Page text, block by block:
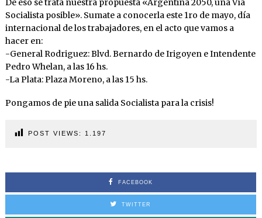
De eso se trata nuestra propuesta «Argentina 2050, una Vía
Socialista posible». Sumate a conocerla este 1ro de mayo, día
internacional de los trabajadores, en el acto que vamos a
hacer en:
-General Rodriguez: Blvd. Bernardo de Irigoyen e Intendente
Pedro Whelan, a las 16 hs.
-La Plata: Plaza Moreno, a las 15 hs.
Pongamos de pie una salida Socialista para la crisis!
POST VIEWS: 1.197
FACEBOOK
TWITTER